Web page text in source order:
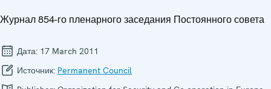
Журнал 854-го пленарного заседания Постоянного совета
Дата: 17 March 2011
Источник: Permanent Council